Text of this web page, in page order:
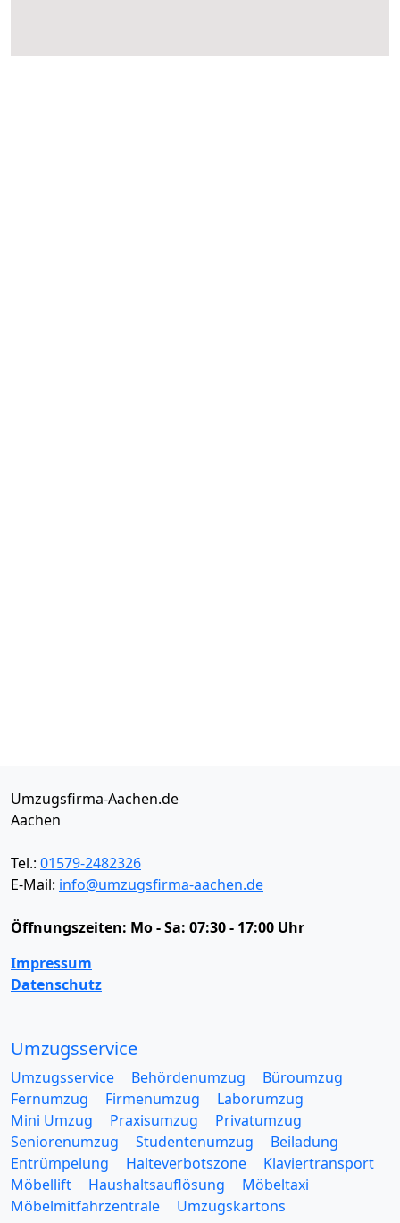
Umzugsfirma-Aachen.de
Aachen
Tel.: 01579-2482326
E-Mail: info@umzugsfirma-aachen.de
Öffnungszeiten: Mo - Sa: 07:30 - 17:00 Uhr
Impressum
Datenschutz
Umzugsservice
Umzugsservice Behördenumzug
Büroumzug
Fernumzug
Firmenumzug
Laborumzug
Mini Umzug
Praxisumzug
Privatumzug
Seniorenumzug
Studentenumzug
Beiladung
Entrümpelung
Halteverbotszone
Klaviertransport
Möbellift
Haushaltsauflösung
Möbeltaxi
Möbelmitfahrzentrale
Umzugskartons